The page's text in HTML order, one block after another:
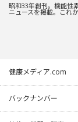
昭和33年創刊。機能性
ニュースを掲載。これ
健康メディア.com
バックナンバー